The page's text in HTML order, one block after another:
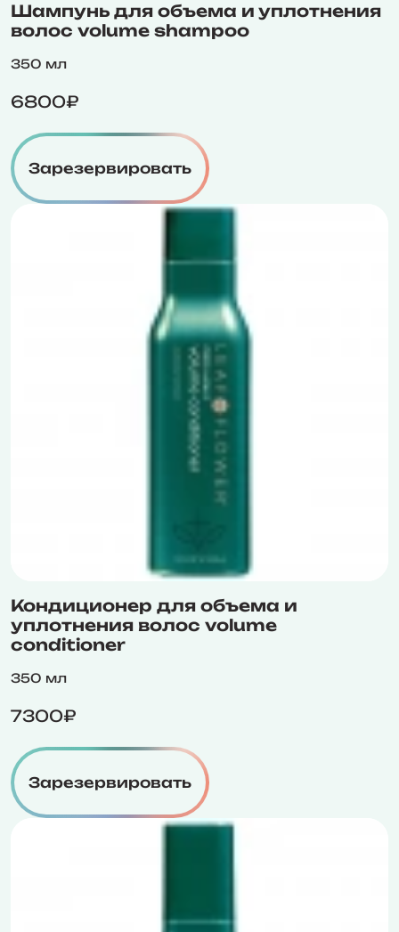
Шампунь для объема и уплотнения
волос volume shampoo
350 мл
6800₽
Зарезервировать
Кондиционер для объема и
уплотнения волос volume
conditioner
350 мл
7300₽
Зарезервировать